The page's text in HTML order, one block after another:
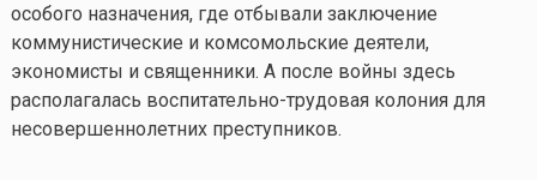
особого назначения, где отбывали заключение
коммунистические и комсомольские деятели,
экономисты и священники. А после войны здесь
располагалась воспитательно-трудовая колония для
несовершеннолетних преступников.